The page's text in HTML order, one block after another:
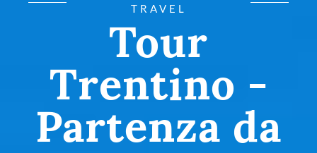
TRAVEL
Tour
Trentino -
Partenza da